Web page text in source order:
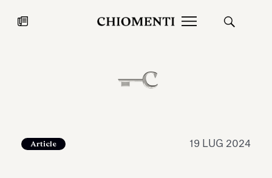
27 LUG 2026
Article 19 LUG 2024